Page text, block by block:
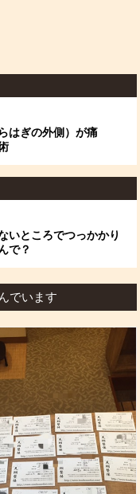
はぎの外側）が痛
いところでつっかかり
で？
でいます